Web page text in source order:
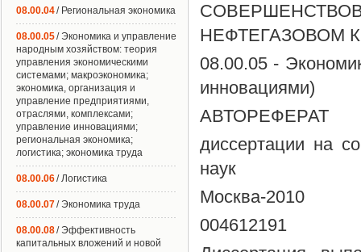
НЕФТЕГАЗОВОМ
08.00.05 -
инновациями)
АВТОРЕФЕРАТ
диссертации на
наук
Москва-2010
004612191
08.00.04/ Региональная экономика
08.00.05/ Экономика и управление
народным хозяйством: теория
управления экономическими
системами; макроэкономика;
экономика, организация и
управление предприятиями,
отраслями, комплексами;
управление инновациями;
региональная экономика;
логистика; экономика труда
08.00.06/ Логистика
08.00.07/ Экономика труда
08.00.08/ Эффективность
капитальных вложений и новой